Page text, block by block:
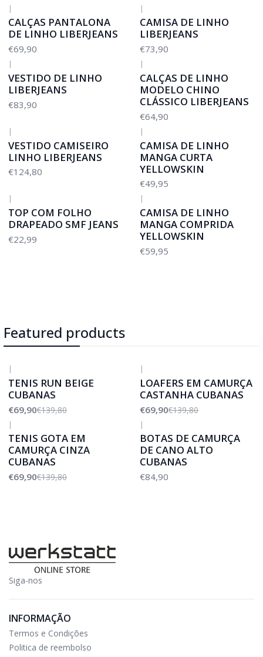
|
CALÇAS PANTALONA
DE LINHO LIBERJEANS
€69,90
|
CAMISA DE LINHO
LIBERJEANS
€73,90
|
VESTIDO DE LINHO
LIBERJEANS
€83,90
|
CALÇAS DE LINHO
MODELO CHINO
CLÁSSICO LIBERJEANS
€64,90
|
VESTIDO CAMISEIRO
LINHO LIBERJEANS
€124,80
|
CAMISA DE LINHO
MANGA CURTA
YELLOWSKIN
€49,95
|
TOP COM FOLHO
DRAPEADO SMF JEANS
€22,99
|
CAMISA DE LINHO
MANGA COMPRIDA
YELLOWSKIN
€59,95
Featured products
|
TENIS RUN BEIGE
CUBANAS
€69,90€139,80
|
LOAFERS EM CAMURÇA
CASTANHA CUBANAS
€69,90€139,80
|
TENIS GOTA EM
CAMURÇA CINZA
CUBANAS
€69,90€139,80
|
BOTAS DE CAMURÇA
DE CANO ALTO
CUBANAS
€84,90
Siga-nos
INFORMAÇÃO
Termos e Condições
Politica de reembolso